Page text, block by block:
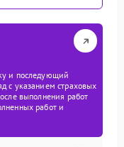
и последующий
с указанием страховых
выполнения работ
работ и